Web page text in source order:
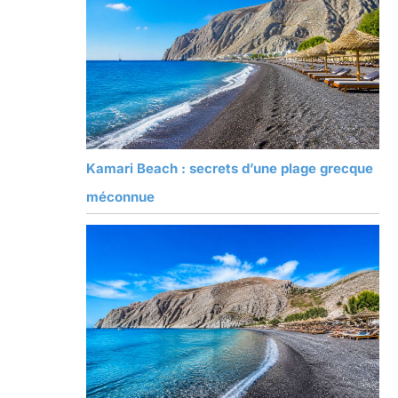
Kamari Beach : secrets d’une plage grecque
méconnue